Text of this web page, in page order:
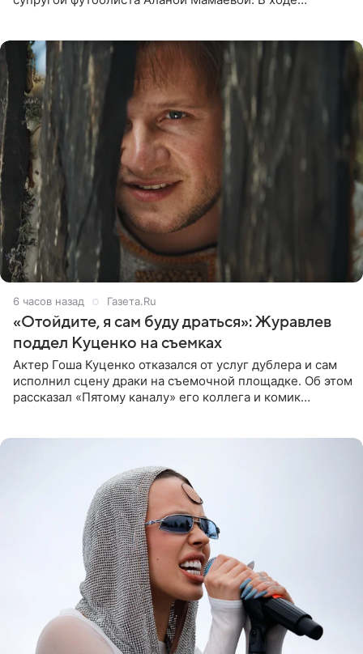
6 часов назад Газета.Ru
«Отойдите, я сам буду драться»: Журавлев
поддел Куценко на съемках
Актер Гоша Куценко отказался от услуг дублера и сам
исполнил сцену драки на съемочной площадке. Об этом
рассказал «Пятому каналу» его коллега и комик